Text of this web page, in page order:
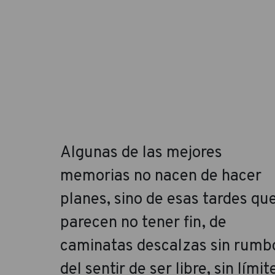
Algunas de las mejores
memorias no nacen de hacer
planes, sino de esas tardes
parecen no tener fin, de
caminatas descalzas sin
del sentir de ser libre, sin